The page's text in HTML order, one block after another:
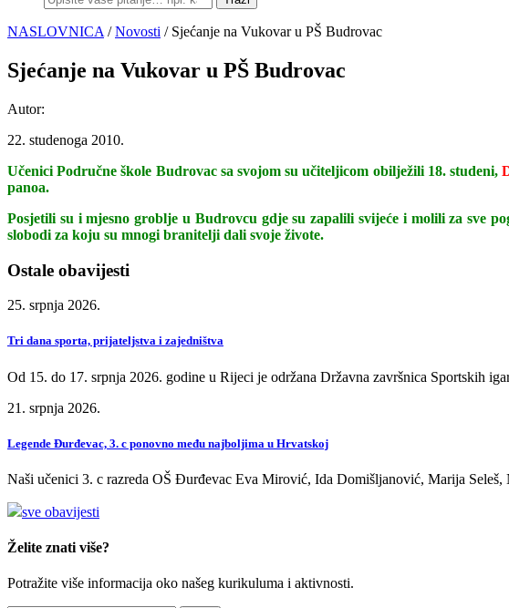
NASLOVNICA /Novosti / Sjećanje na Vukovar u PŠ Budrovac
Sjećanje na Vukovar u PŠ Budrovac
Autor:
22. studenoga 2010.
Učenici Područne škole Budrovac sa svojom su učiteljicom obilježili 18. studeni,
panoa.
Posjetili su i mjesno groblje u Budrovcu gdje su zapalili svijeće i molili za sve
slobodi za koju su mnogi branitelji dali svoje živote.
Ostale obavijesti
25. srpnja 2026.
Tri dana sporta, prijateljstva i zajedništva
Od 15. do 17. srpnja 2026. godine u Rijeci je održana Državna završnica Sportskih
21. srpnja 2026.
Legende Đurđevac, 3. c ponovno među najboljima u Hrvatskoj
Naši učenici 3. c razreda OŠ Đurđevac Eva Mirović, Ida Domišljanović, Marija
sve obavijesti
Želite znati više?
Potražite više informacija oko našeg kurikuluma i aktivnosti.